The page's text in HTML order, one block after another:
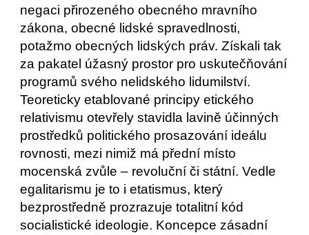
negaci přirozeného obecného mravního
zákona, obecné lidské spravedlnosti,
potažmo obecných lidských práv. Získali tak
za pakatel úžasný prostor pro uskutečňování
programů svého nelidského lidumilství.
Teoreticky etablované principy etického
relativismu otevřely stavidla lavině účinných
prostředků politického prosazování ideálu
rovnosti, mezi nimiž má přední místo
mocenská zvůle – revoluční či státní. Vedle
egalitarismu je to i etatismus, který
bezprostředně prozrazuje totalitní kód
socialistické ideologie. Koncepce zásadní